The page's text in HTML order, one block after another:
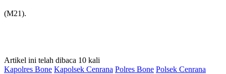
‎(M21).
Artikel ini telah dibaca 10 kali
Kapolres Bone Kapolsek Cenrana Polres Bone Polsek Cenrana